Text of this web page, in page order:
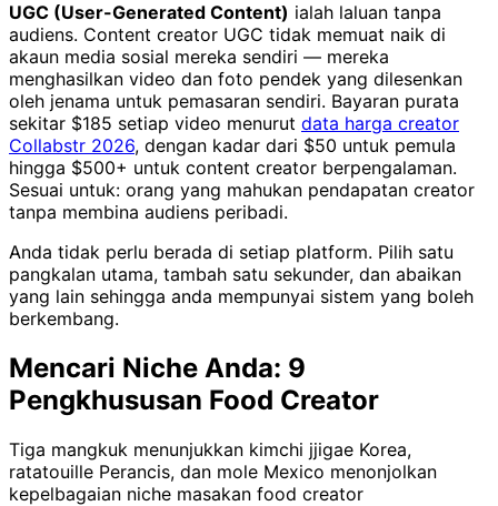
UGC (User-Generated Content) ialah laluan tanpa
audiens. Content creator UGC tidak memuat naik di
akaun media sosial mereka sendiri — mereka
menghasilkan video dan foto pendek yang dilesenkan
oleh jenama untuk pemasaran sendiri. Bayaran purata
sekitar $185 setiap video menurut data harga creator
Collabstr 2026, dengan kadar dari $50 untuk pemula
hingga $500+ untuk content creator berpengalaman.
Sesuai untuk: orang yang mahukan pendapatan creator
tanpa membina audiens peribadi.
Anda tidak perlu berada di setiap platform. Pilih satu
pangkalan utama, tambah satu sekunder, dan abaikan
yang lain sehingga anda mempunyai sistem yang boleh
berkembang.
Mencari Niche Anda: 9
Pengkhususan Food Creator
Tiga mangkuk menunjukkan kimchi jjigae Korea,
ratatouille Perancis, dan mole Mexico menonjolkan
kepelbagaian niche masakan food creator